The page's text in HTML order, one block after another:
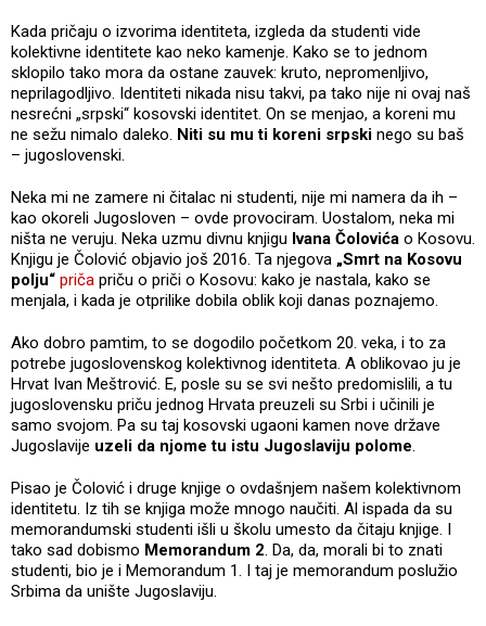
Kada pričaju o izvorima identiteta, izgleda da studenti vide
kolektivne identitete kao neko kamenje. Kako se to jednom
sklopilo tako mora da ostane zauvek: kruto, nepromenljivo,
neprilagodljivo. Identiteti nikada nisu takvi, pa tako nije ni ovaj naš
nesrećni „srpski“ kosovski identitet. On se menjao, a koreni mu
ne sežu nimalo daleko. Niti su mu ti koreni srpski nego su baš
– jugoslovenski.
Neka mi ne zamere ni čitalac ni studenti, nije mi namera da ih –
kao okoreli Jugosloven – ovde provociram. Uostalom, neka mi
ništa ne veruju. Neka uzmu divnu knjigu Ivana Čolovića o Kosovu.
Knjigu je Čolović objavio još 2016. Ta njegova „Smrt na Kosovu
polju“ priča priču o priči o Kosovu: kako je nastala, kako se
menjala, i kada je otprilike dobila oblik koji danas poznajemo.
Ako dobro pamtim, to se dogodilo početkom 20. veka, i to za
potrebe jugoslovenskog kolektivnog identiteta. A oblikovao ju je
Hrvat Ivan Meštrović. E, posle su se svi nešto predomislili, a tu
jugoslovensku priču jednog Hrvata preuzeli su Srbi i učinili je
samo svojom. Pa su taj kosovski ugaoni kamen nove države
Jugoslavije uzeli da njome tu istu Jugoslaviju polome.
Pisao je Čolović i druge knjige o ovdašnjem našem kolektivnom
identitetu. Iz tih se knjiga može mnogo naučiti. Al ispada da su
memorandumski studenti išli u školu umesto da čitaju knjige. I
tako sad dobismo Memorandum 2. Da, da, morali bi to znati
studenti, bio je i Memorandum 1. I taj je memorandum poslužio
Srbima da unište Jugoslaviju.